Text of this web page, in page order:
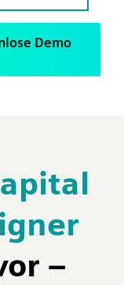
Demo
–